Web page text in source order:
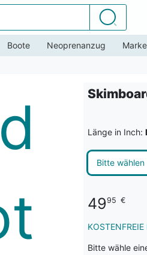
Suchen
Boote Neoprenanzug
Länge in Inch:
Bitte wählen
4995 €
Bitte wähle